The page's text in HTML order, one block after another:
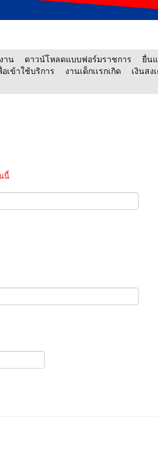
าน / ดาวน์โหลดแบบฟอร์มราชการ / ยื่น
เข้าใช้บริการ / งานเด็กเเรกเกิด / เงินสง
นี้